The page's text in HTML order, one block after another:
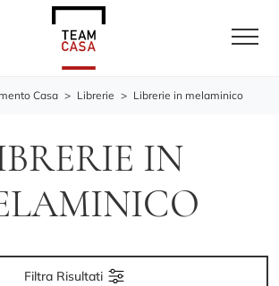
Casa > Librerie > Librerie in melaminico
IN
Filtra Risultati